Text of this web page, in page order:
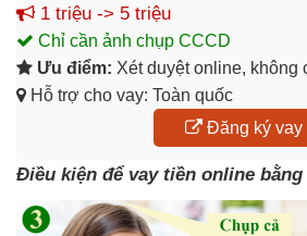
1 triệu -> 5 triệu
Chỉ cần ảnh chụp CCCD
Ưu điểm: Xét duyệt online, không
Hỗ trợ cho vay: Toàn quốc
Đăng ký vay
Điều kiện để vay tiền online bằng